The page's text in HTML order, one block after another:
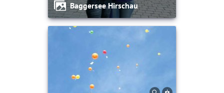
Baggersee Hirschau